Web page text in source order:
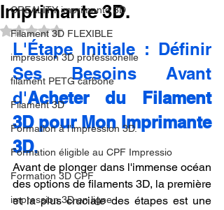
CREALITY imprimante 3D
Filament 3D FLEXIBLE
impression 3D professionelle
filament PETG carbone
Filament 3D
Formation à l'impression 3D.
Formation éligible au CPF Impressio
Formation 3D CPF
impression 3D en ligne
Imprimante 3D.
Noté NaN étoiles sur 5.
L'Étape Initiale : Définir
Ses Besoins Avant
d'Acheter du Filament
3D pour Mon Imprimante
3D.
Avant de plonger dans l'immense océan
des options de filaments 3D, la première
et la plus cruciale des étapes est une